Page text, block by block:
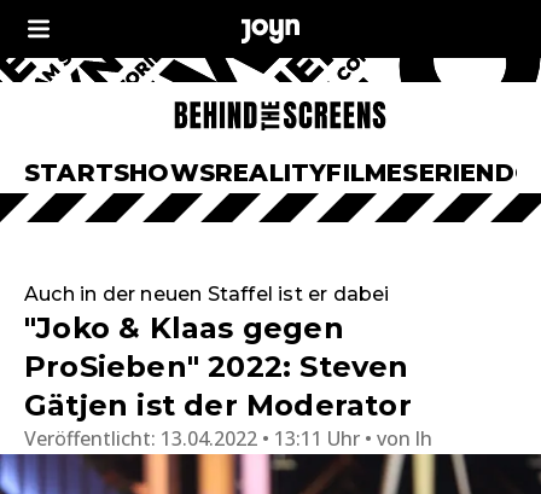
STARTSHOWSREALITYFILMESERIEN
Auch in der neuen Staffel ist er dabei
"Joko & Klaas gegen
ProSieben" 2022: Steven
Gätjen ist der Moderator
Veröffentlicht: 13.04.2022 • 13:11 Uhr von lh